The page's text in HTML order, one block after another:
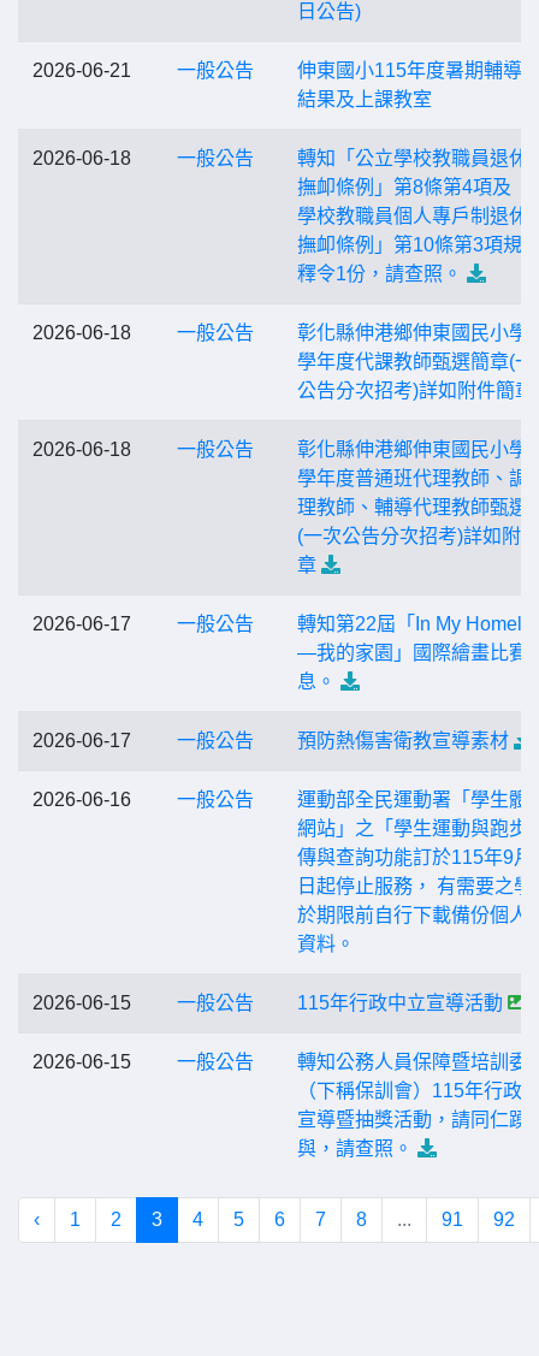
日公告)
2026-06-21 一般公告
伸東國小115年度暑期輔導
結果及上課教室
2026-06-18 一般公告
轉知「公立學校教職員退休
撫卹條例」第8條第4項及「
學校教職員個人專戶制退休
撫卹條例」第10條第3項規
釋令1份，請查照。
2026-06-18 一般公告
彰化縣伸港鄉伸東國民小學
學年度代課教師甄選簡章(一
公告分次招考)詳如附件簡章
2026-06-18 一般公告
彰化縣伸港鄉伸東國民小學
學年度普通班代理教師、調
理教師、輔導代理教師甄選
(一次公告分次招考)詳如附
章
2026-06-17 一般公告
轉知第22屆「In My
—我的家園」國際繪畫比賽
息。
2026-06-17 一般公告 預防熱傷害衛教宣導素材
2026-06-16 一般公告
運動部全民運動署「學生體
網站」之「學生運動與跑步
傳與查詢功能訂於115年9月
日起停止服務， 有需要之學
於期限前自行下載備份個人
資料。
2026-06-15 一般公告 115年行政中立宣導活動
2026-06-15 一般公告
轉知公務人員保障暨培訓委
（下稱保訓會）115年行政
宣導暨抽獎活動，請同仁踴
與，請查照。
‹ 1 2 3 4 5 6 7 8 ... 91 92